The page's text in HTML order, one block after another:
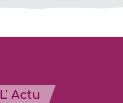
L' Actu